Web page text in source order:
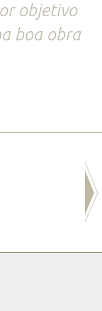
objetivo
boa obra